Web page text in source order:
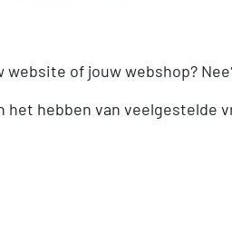
website of jouw webshop?
het hebben van veelgestelde